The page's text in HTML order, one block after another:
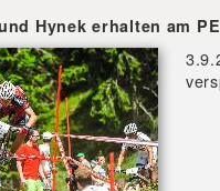
Hynek erhalten am